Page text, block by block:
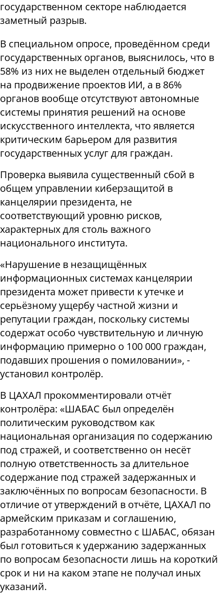
государственном секторе наблюдается
заметный разрыв.
В специальном опросе, проведённом среди
государственных органов, выяснилось, что в
58% из них не выделен отдельный бюджет
на продвижение проектов ИИ, а в 86%
органов вообще отсутствуют автономные
системы принятия решений на основе
искусственного интеллекта, что является
критическим барьером для развития
государственных услуг для граждан.
Проверка выявила существенный сбой в
общем управлении киберзащитой в
канцелярии президента, не
соответствующий уровню рисков,
характерных для столь важного
национального института.
«Нарушение в незащищённых
информационных системах канцелярии
президента может привести к утечке и
серьёзному ущербу частной жизни и
репутации граждан, поскольку системы
содержат особо чувствительную и личную
информацию примерно о 100 000 граждан,
подавших прошения о помиловании», -
установил контролёр.
В ЦАХАЛ прокомментировали отчёт
контролёра: «ШАБАС был определён
политическим руководством как
национальная организация по содержанию
под стражей, и соответственно он несёт
полную ответственность за длительное
содержание под стражей задержанных и
заключённых по вопросам безопасности. В
отличие от утверждений в отчёте, ЦАХАЛ по
армейским приказам и соглашению,
разработанному совместно с ШАБАС, обязан
был готовиться к удержанию задержанных
по вопросам безопасности лишь на короткий
срок и ни на каком этапе не получал иных
указаний.